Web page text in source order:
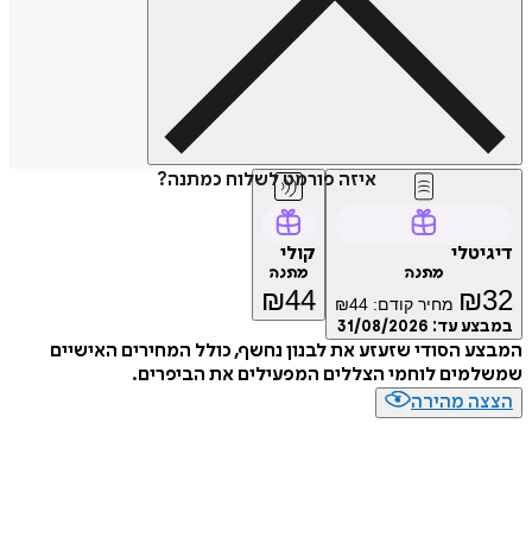
איזה פורמט לשלוח כמתנה?
דיגיטלי
מתנה
₪32 מחיר קודם: ₪44
במבצע עד: 31/08/2026
קולי
מתנה
₪44
המבצע הסודי שזעזע את לבנון נחשף, כולל המחירים האישיים
שמשלמים לוחמי הצללים המפעילים את הביפרים.
הצצה מהירה